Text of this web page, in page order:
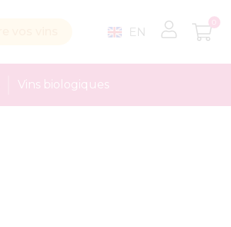
EN
0
Vins biologiques